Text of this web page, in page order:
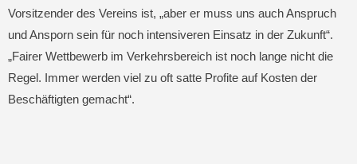
Vorsitzender des Vereins ist, „aber er muss uns auch Anspruch
und Ansporn sein für noch intensiveren Einsatz in der Zukunft“.
„Fairer Wettbewerb im Verkehrsbereich ist noch lange nicht die
Regel. Immer werden viel zu oft satte Profite auf Kosten der
Beschäftigten gemacht“.